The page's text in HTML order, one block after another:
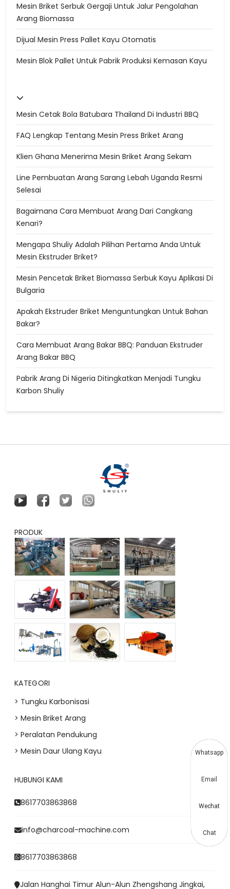
Mesin Briket Serbuk Gergaji Untuk Jalur Pengolahan
Arang Biomassa
Dijual Mesin Press Pallet Kayu Otomatis
Mesin Blok Pallet Untuk Pabrik Produksi Kemasan Kayu
Mesin Cetak Bola Batubara Thailand Di Industri BBQ
FAQ Lengkap Tentang Mesin Press Briket Arang
Klien Ghana Menerima Mesin Briket Arang Sekam
Line Pembuatan Arang Sarang Lebah Uganda Resmi
Selesai
Bagaimana Cara Membuat Arang Dari Cangkang
Kenari?
Mengapa Shuliy Adalah Pilihan Pertama Anda Untuk
Mesin Ekstruder Briket?
Mesin Pencetak Briket Biomassa Serbuk Kayu Aplikasi Di
Bulgaria
Apakah Ekstruder Briket Menguntungkan Untuk Bahan
Bakar?
Cara Membuat Arang Bakar BBQ: Panduan Ekstruder
Arang Bakar BBQ
Pabrik Arang Di Nigeria Ditingkatkan Menjadi Tungku
Karbon Shuliy
PRODUK
KATEGORI
> Tungku Karbonisasi
> Mesin Briket Arang
> Peralatan Pendukung
> Mesin Daur Ulang Kayu
HUBUNGI KAMI
8617703863868
info@charcoal-machine.com
8617703863868
Jalan Hanghai Timur Alun-Alun Zhengshang Jingkai,
Whatsapp
Email
Wechat
Chat